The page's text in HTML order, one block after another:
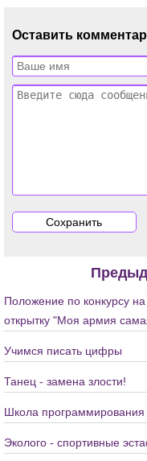
Оставить
Положение по конкурсу
открытку "Моя армия
Учимся писать цифры
Танец - замена злости!
Школа программирования
Эколого - спортивные